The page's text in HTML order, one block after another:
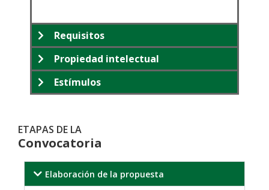
Requisitos
Propiedad intelectual
Estímulos
ETAPAS DE LA
Convocatoria
Elaboración de la propuesta